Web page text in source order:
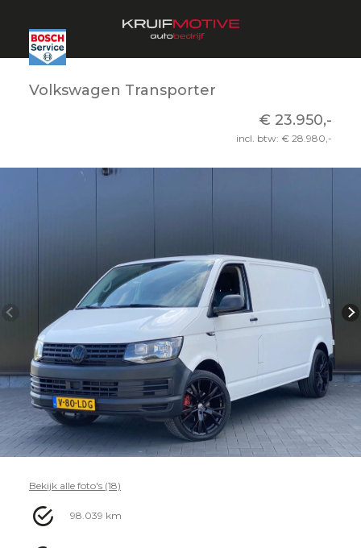
Volkswagen Transporter
€ 23.950,-
incl. btw: € 28.980,-
98.039 km
Bekijk alle foto's (18)